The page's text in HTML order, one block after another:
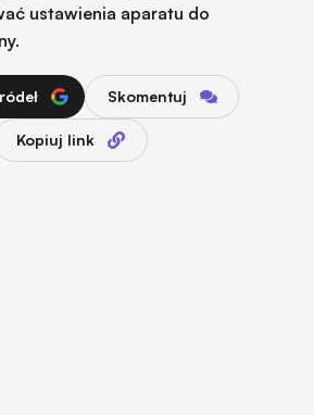
ustawienia aparatu do
Skomentuj
Kopiuj link